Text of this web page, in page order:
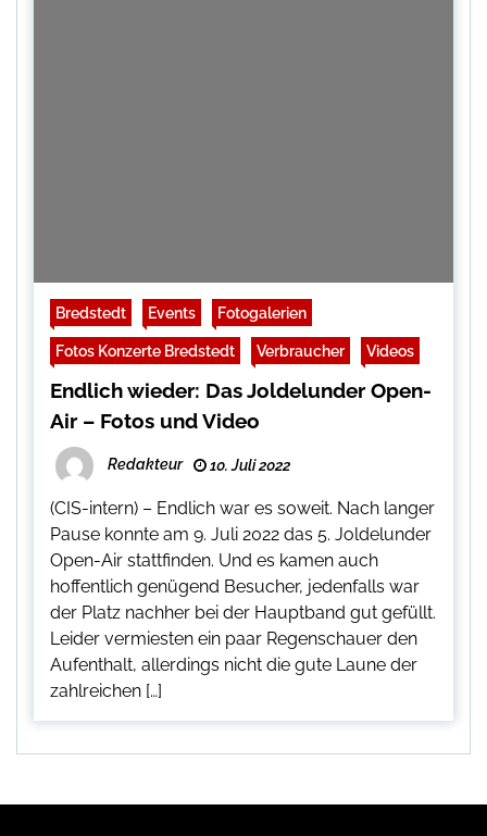
Bredstedt Events Fotogalerien
Fotos Konzerte Bredstedt Verbraucher Videos
Endlich wieder: Das Joldelunder Open-
Air – Fotos und Video
Redakteur 10. Juli 2022
(CIS-intern) – Endlich war es soweit. Nach langer
Pause konnte am 9. Juli 2022 das 5. Joldelunder
Open-Air stattfinden. Und es kamen auch
hoffentlich genügend Besucher, jedenfalls war
der Platz nachher bei der Hauptband gut gefüllt.
Leider vermiesten ein paar Regenschauer den
Aufenthalt, allerdings nicht die gute Laune der
zahlreichen […]